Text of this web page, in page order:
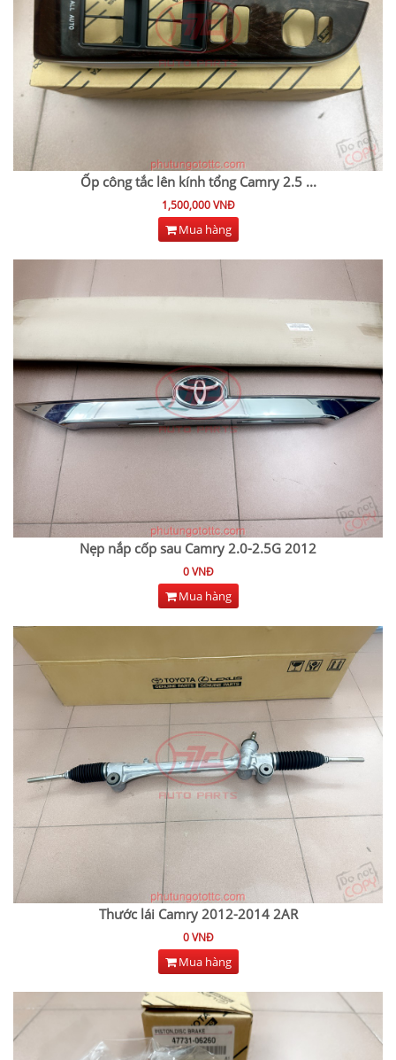
Ốp công tắc lên kính tổng Camry 2.5...
1,500,000 VNĐ
Mua hàng
Nẹp nắp cốp sau Camry 2.0-2.5G 2012
0 VNĐ
Mua hàng
Thước lái Camry 2012-2014 2AR
0 VNĐ
Mua hàng